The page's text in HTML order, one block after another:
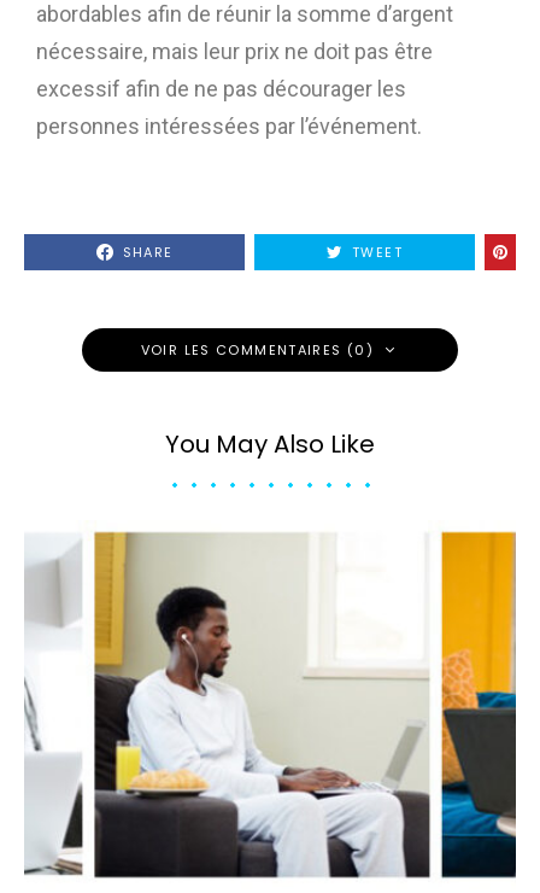
abordables afin de réunir la somme d’argent
nécessaire, mais leur prix ne doit pas être
excessif afin de ne pas décourager les
personnes intéressées par l’événement.
SHARE TWEET
VOIR LES COMMENTAIRES (0)
You May Also Like